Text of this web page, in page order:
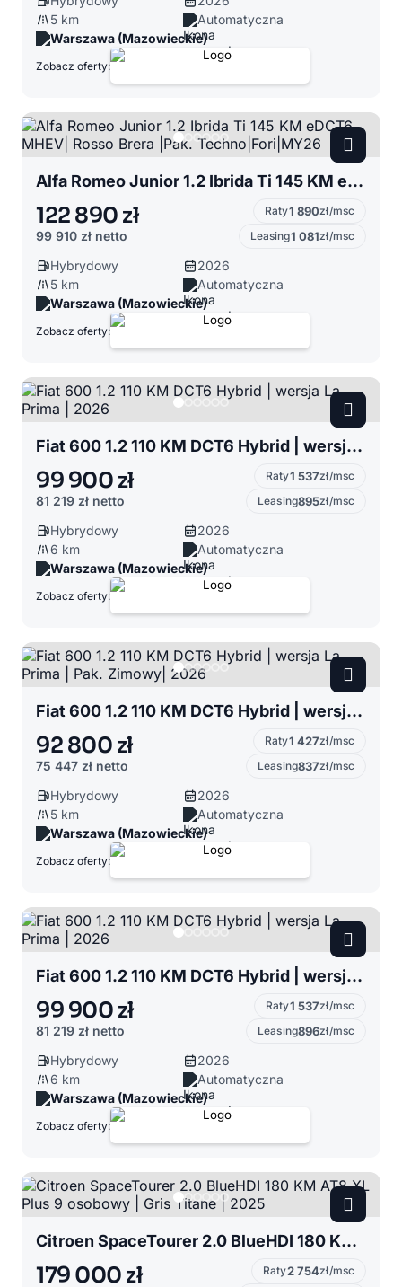
5 km
Automatyczna
Warszawa (Mazowieckie)
Zobacz oferty:
Alfa Romeo Junior 1.2 Ibrida Ti 145 KM eDCT6 MHEV| Rosso Brera |Pak. Techno|Fori|MY26
122 890 zł
99 910 zł netto
Raty1 890zł/msc
Leasing1 081zł/msc
Hybrydowy
2026
5 km
Automatyczna
Warszawa (Mazowieckie)
Zobacz oferty:
Fiat 600 1.2 110 KM DCT6 Hybrid | wersja La Prima | 2026
99 900 zł
81 219 zł netto
Raty1 537zł/msc
Leasing895zł/msc
Hybrydowy
2026
6 km
Automatyczna
Warszawa (Mazowieckie)
Zobacz oferty:
Fiat 600 1.2 110 KM DCT6 Hybrid | wersja La Prima | Pak. Zimowy| 2026
92 800 zł
75 447 zł netto
Raty1 427zł/msc
Leasing837zł/msc
Hybrydowy
2026
5 km
Automatyczna
Warszawa (Mazowieckie)
Zobacz oferty:
Fiat 600 1.2 110 KM DCT6 Hybrid | wersja La Prima | 2026
99 900 zł
81 219 zł netto
Raty1 537zł/msc
Leasing896zł/msc
Hybrydowy
2026
6 km
Automatyczna
Warszawa (Mazowieckie)
Zobacz oferty:
Citroen SpaceTourer 2.0 BlueHDI 180 KM AT8 XL Plus 9 osobowy | Gris Titane | 2025
179 000 zł Raty2 754zł/msc